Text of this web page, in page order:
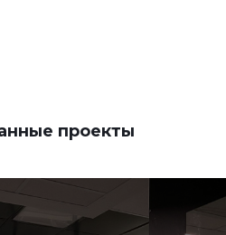
проекты